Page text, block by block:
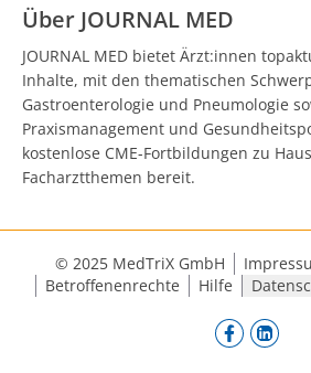
Über JOURNAL MED
JOURNAL MED bietet Ärzt:innen
Inhalte, mit den thematischen
Gastroenterologie und Pneumologie
Praxismanagement und
kostenlose CME-Fortbildungen zu
Facharztthemen bereit.
© 2025 MedTriX GmbH
Betroffenenrechte
Hilfe